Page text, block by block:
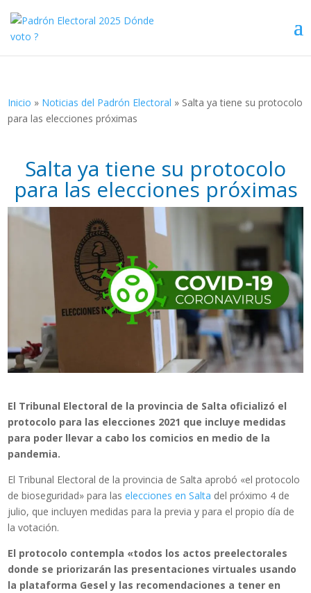
Inicio » Noticias del Padrón Electoral » Salta ya tiene su protocolo
para las elecciones próximas
Salta ya tiene su protocolo
para las elecciones próximas
El Tribunal Electoral de la provincia de Salta oficializó el
protocolo para las elecciones 2021 que incluye medidas
para poder llevar a cabo los comicios en medio de la
pandemia.
El Tribunal Electoral de la provincia de Salta aprobó «el protocolo
de bioseguridad» para laselecciones en Salta del próximo 4 de
julio, que incluyen medidas para la previa y para el propio día de
la votación.
El protocolo contempla «todos los actos preelectorales
donde se priorizarán las presentaciones virtuales usando
la plataforma Gesel y las recomendaciones a tener en